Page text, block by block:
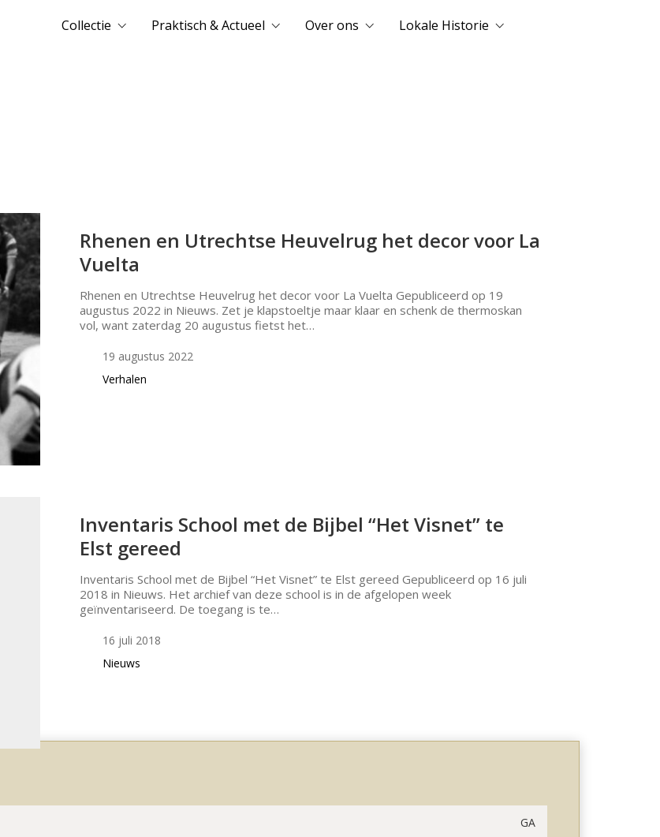
Collectie Praktisch & Actueel Over ons Lokale Historie
Rhenen en Utrechtse Heuvelrug het decor voor La
Vuelta
Rhenen en Utrechtse Heuvelrug het decor voor La Vuelta Gepubliceerd op 19
augustus 2022 in Nieuws. Zet je klapstoeltje maar klaar en schenk de thermoskan
vol, want zaterdag 20 augustus fietst het…
19 augustus 2022
Verhalen
Inventaris School met de Bijbel “Het Visnet” te
Elst gereed
Inventaris School met de Bijbel “Het Visnet” te Elst gereed Gepubliceerd op 16 juli
2018 in Nieuws. Het archief van deze school is in de afgelopen week
geïnventariseerd. De toegang is te…
16 juli 2018
Nieuws